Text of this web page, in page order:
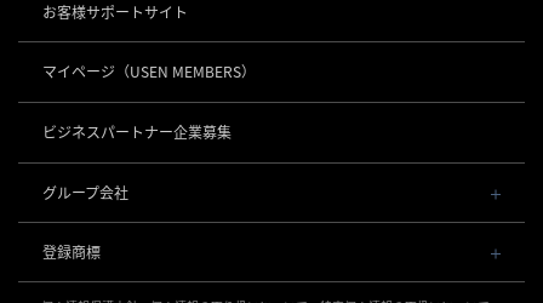
事業所一覧
店舗DX
グループ会社
USENセルフレジ
USENレジTAB HEALTHCARE
USEN ハンディ
USEN Mobile Order
USEN Tablet Order
USEN Order & Pay
USEN My Menu Premium
キャッシュレス決済
USEN PAY
USEN PAY QR
KettyBot Pro（配膳）
PuduBot2（配膳）
BellaBot Pro（配膳）
PUDU T300（運搬）
PUDU CC1（清掃）
集客・予約
USEN SMART RESERVE
ヒトサラ
⁩音楽配信
USEN MUSIC Entertainment
OTORAKU -音・楽-
通信
USEN AIR UNLIMITED
USEN AIR
お客様サポートサイト
マイページ （USEN MEMBERS）
ビジネスパートナー企業募集
グループ会社
USEN & U-NEXT GROUP
株式会社 U-NEXT HOLDINGS
登録商標